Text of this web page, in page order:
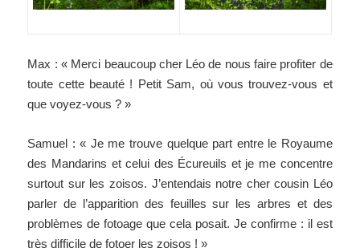
Max : « Merci beaucoup cher Léo de nous faire profiter de
toute cette beauté ! Petit Sam, où vous trouvez-vous et
que voyez-vous ? »
Samuel : « Je me trouve quelque part entre le Royaume
des Mandarins et celui des Écureuils et je me concentre
surtout sur les zoisos. J’entendais notre cher cousin Léo
parler de l’apparition des feuilles sur les arbres et des
problèmes de fotoage que cela posait. Je confirme : il est
très difficile de fotoer les zoisos ! »